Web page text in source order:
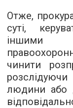
Отже,
суті,
іншими
чинити
людини або